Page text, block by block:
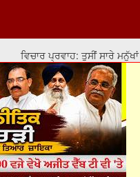
ਵਿਚਾਰ ਪ੍ਰਵਾਹ: ਤੁਸੀਂ ਸਾਰੇ ਮਨੁੱਖਾਂ